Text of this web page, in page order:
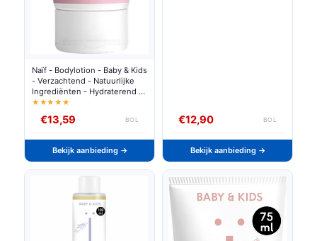
Naïf - Bodylotion - Baby & Kids
- Verzachtend - Natuurlijke
Ingrediënten - Hydraterend -
Gevoelige Huid - 200ml
★★★★★
€13,59 BOL
Bekijk aanbieding →
€12,90 BOL
Bekijk aanbieding →